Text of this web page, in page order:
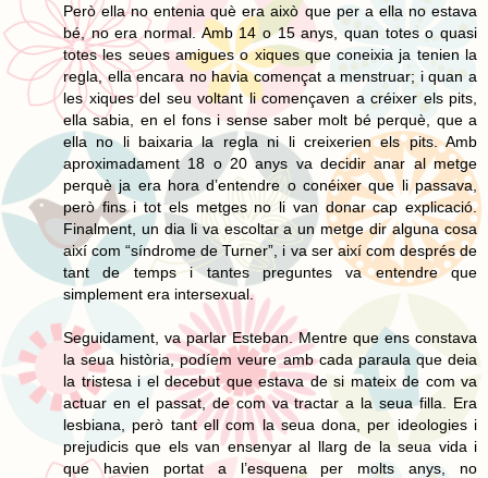
Però ella no entenia què era això que per a ella no estava
bé, no era normal. Amb 14 o 15 anys, quan totes o quasi
totes les seues amigues o xiques que coneixia ja tenien la
regla, ella encara no havia començat a menstruar; i quan a
les xiques del seu voltant li començaven a créixer els pits,
ella sabia, en el fons i sense saber molt bé perquè, que a
ella no li baixaria la regla ni li creixerien els pits. Amb
aproximadament 18 o 20 anys va decidir anar al metge
perquè ja era hora d’entendre o conéixer que li passava,
però fins i tot els metges no li van donar cap explicació.
Finalment, un dia li va escoltar a un metge dir alguna cosa
així com “síndrome de Turner”, i va ser així com després de
tant de temps i tantes preguntes va entendre que
simplement era intersexual.
Seguidament, va parlar Esteban. Mentre que ens constava
la seua història, podíem veure amb cada paraula que deia
la tristesa i el decebut que estava de si mateix de com va
actuar en el passat, de com va tractar a la seua filla. Era
lesbiana, però tant ell com la seua dona, per ideologies i
prejudicis que els van ensenyar al llarg de la seua vida i
que havien portat a l’esquena per molts anys, no